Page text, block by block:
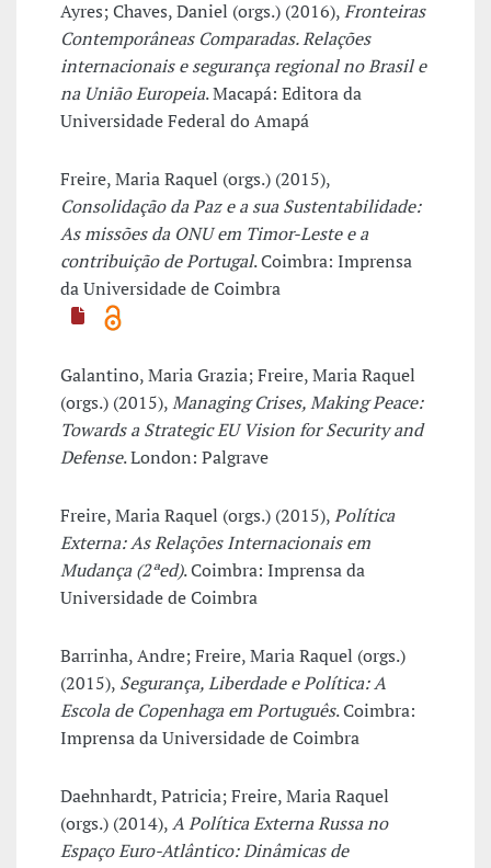
Ayres; Chaves, Daniel (orgs.) (2016),Fronteiras
Contemporâneas Comparadas. Relações
internacionais e segurança regional no Brasil e
na União Europeia. Macapá: Editora da
Universidade Federal do Amapá
Freire, Maria Raquel (orgs.) (2015),
Consolidação da Paz e a sua Sustentabilidade:
As missões da ONU em Timor-Leste e a
contribuição de Portugal. Coimbra: Imprensa
da Universidade de Coimbra
Galantino, Maria Grazia; Freire, Maria Raquel
(orgs.) (2015),Managing Crises, Making Peace:
Towards a Strategic EU Vision for Security and
Defense. London: Palgrave
Freire, Maria Raquel (orgs.) (2015),Política
Externa: As Relações Internacionais em
Mudança (2ªed). Coimbra: Imprensa da
Universidade de Coimbra
Barrinha, Andre; Freire, Maria Raquel (orgs.)
(2015), Segurança, Liberdade e Política: A
Escola de Copenhaga em Português. Coimbra:
Imprensa da Universidade de Coimbra
Daehnhardt, Patricia; Freire, Maria Raquel
(orgs.) (2014),A Política Externa Russa no
Espaço Euro-Atlântico: Dinâmicas de